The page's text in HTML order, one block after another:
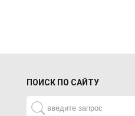
ПОИСК ПО САЙТУ